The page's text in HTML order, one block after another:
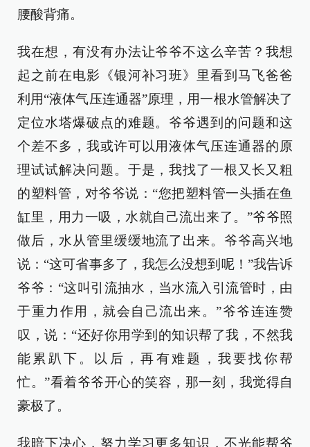
腰酸背痛。
我在想，有没有办法让爷爷不这么辛苦？我想
起之前在电影《银河补习班》里看到马飞爸爸
利用“液体气压连通器”原理，用一根水管解决了
定位水塔爆破点的难题。爷爷遇到的问题和这
个差不多，我或许可以用液体气压连通器的原
理试试解决问题。于是，我找了一根又长又粗
的塑料管，对爷爷说：“您把塑料管一头插在鱼
缸里，用力一吸，水就自己流出来了。”爷爷照
做后，水从管里缓缓地流了出来。爷爷高兴地
说：“这可省事多了，我怎么没想到呢！”我告诉
爷爷：“这叫引流抽水，当水流入引流管时，由
于重力作用，就会自己流出来。”爷爷连连赞
叹，说：“还好你用学到的知识帮了我，不然我
能累趴下。以后，再有难题，我要找你帮
忙。”看着爷爷开心的笑容，那一刻，我觉得自
豪极了。
我暗下决心，努力学习更多知识，不光能帮爷